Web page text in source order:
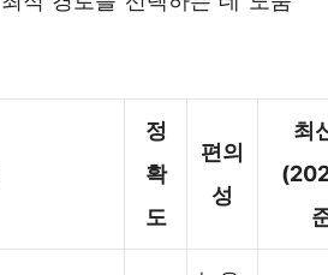
정
확
도
편의
성
최